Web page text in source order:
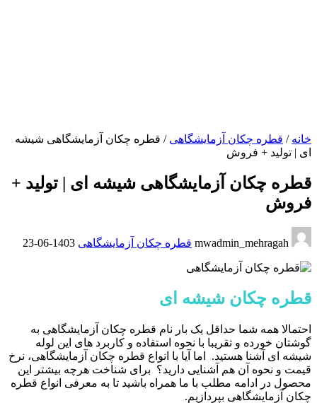
خانه / قطره چکان آزمایشگاهی / قطره چکان آزمایشگاهی شیشه
ای | تولید + فروش
قطره چکان آزمایشگاهی شیشه ای | تولید +
فروش
قطره چکان آزمایشگاهی 1403-06-23
قطره چکان شیشه ای
احتمالا همه شما حداقل یک بار نام قطره چکان آزمایشگاهی به
گوشتان خورده و تقریبا با نحوه استفاده و کاربرد های این لوله
شیشه ای آشنا هستید. اما آیا با انواع قطره چکان آزمایشگاهی، نرخ
قیمت و نحوه آن هم آشنایی دارید؟ برای شناخت هرچه بیشتر این
محصول در ادامه مطلب با ما همراه باشید تا به معرفی انواع قطره
چکان آزمایشگاهی بپردازیم.